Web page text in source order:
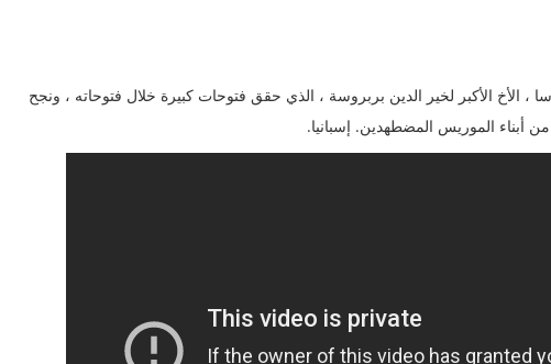
الأكبر لخير الدين بربروسة ، الذي حقق فتوحات كبيرة خلال فتوحاته ، ونجح
أبناء الموريس المضطهدين. إسبانيا.